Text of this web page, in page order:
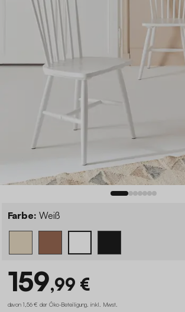
Farbe: Weiß
159,99 €
davon 1,56 € der Öko-Beteiligung inkl. Mwst.